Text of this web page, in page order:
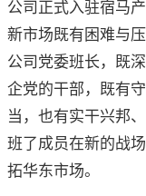
公司正式入驻宿马
新市场既有困难与
公司党委班长，既
企党的干部，既有
当，也有实干兴邦
班了成员在新的战
拓华东市场。